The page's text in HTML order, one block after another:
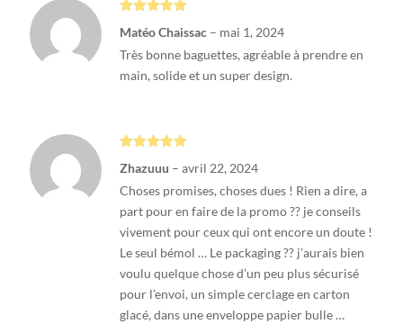
5
Matéo Chaissac – mai 1, 2024
Très bonne baguettes, agréable à prendre en
main, solide et un super design.
5
Zhazuuu – avril 22, 2024
Choses promises, choses dues ! Rien a dire, a
part pour en faire de la promo ?? je conseils
vivement pour ceux qui ont encore un doute !
Le seul bémol … Le packaging ?? j’aurais bien
voulu quelque chose d’un peu plus sécurisé
pour l’envoi, un simple cerclage en carton
glacé, dans une enveloppe papier bulle …